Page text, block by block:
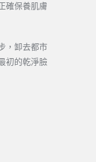
確保養肌膚
，卸去都市
初的乾淨臉